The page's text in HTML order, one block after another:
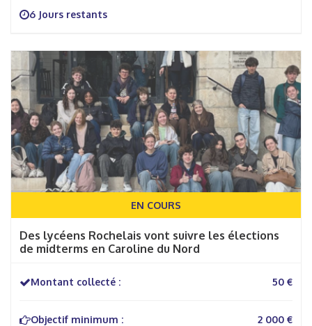
6 Jours restants
EN COURS
Des lycéens Rochelais vont suivre les élections
de midterms en Caroline du Nord
Montant collecté : 50 €
Objectif minimum :
2 000 €